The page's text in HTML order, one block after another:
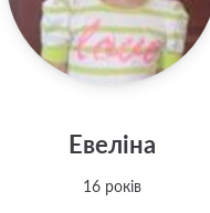
Евеліна
16 років